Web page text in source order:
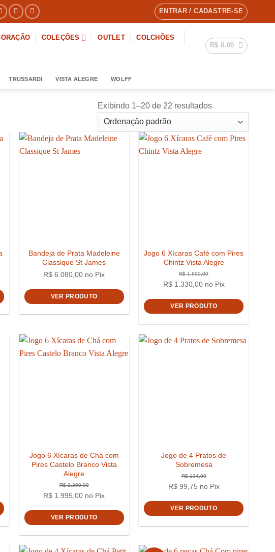
ENTRAR / CADASTRE-SE
COLEÇÕES OUTLET
COLCHÕES
R$ 0,00
TRUSSARDI VISTA ALEGRE WOLFF
Exibindo 1–20 de 22 resultados
Bandeja de Prata Madeleine
Classique St James
R$ 6.080,00 no Pix
VER PRODUTO
Jogo 6 Xícaras Café com Pires
Chintz Vista Alegre
R$1.330,00 no Pix
VER PRODUTO
Jogo 6 Xícaras de Chá com
Pires Castelo Branco Vista
Alegre
R$ 1.995,00 no Pix
VER PRODUTO
Jogo de 4 Pratos de
Sobremesa
R$99,75 no Pix
VER PRODUTO